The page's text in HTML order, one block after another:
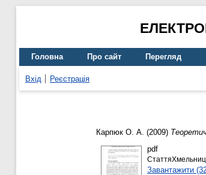
Головна Про сайт Перегляд
Вхід Реєстрація
Карпюк О. А. (2009)
pdf
Завантажити